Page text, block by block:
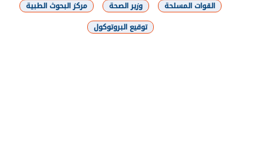
القوات المسلحة وزير الصحة
مركز البحوث الطبية
توقيع البروتوكول